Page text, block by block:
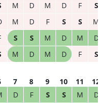
M D M D F
S
M D F S S
M
S S M D M
D
M D M D F S
7 8 9 10 11
12
D F S S M
D